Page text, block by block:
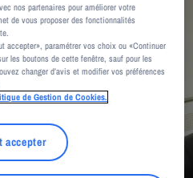
nos partenaires pour améliorer votre
de vous proposer des fonctionnalités
accepter», paramétrer vos choix ou «Continuer
les boutons de cette fenêtre, sauf pour les
changer d’avis et modifier vos préférences
de Gestion de Cookies.
accepter